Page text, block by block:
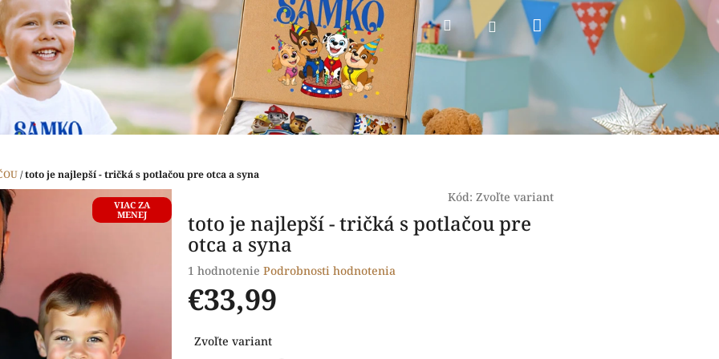
HľadaťPrihlásenieNákupný
/toto je najlepší - tričká s potlačou pre otca a syna
VIAC ZA
MENEJ
Kód: Zvoľte variant
toto je najlepší - tričká s potlačou pre
otca a syna
Priemerné
hodnotenie
produktu
5,0
1 hodnotenie Podrobnosti hodnotenia
€33,99
cena:
Zvoľte variant